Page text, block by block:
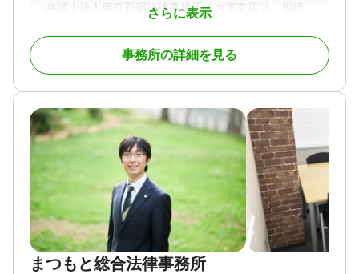
神奈川県 東京都
遺言書 / 遺産分割 / 相続登記 / 相続放棄 / 家族信託 /
相続手続き / 戸籍収集 / 相続人調査 / 相続トラブル
（弁護士相談）
対応体制
土日相談可 / 初回相談無料 / 18時以降相談可 / 事務所
面談可
可 / 事務所面談可
さらに表示
弁護士法人東京新宿法律事務所 大宮支店は、相続
問題が得意な法律事務所です。グループ内の税理士
法人、提携司法書士と密に連携し、お客様の相続に
関するお悩みに対応しています。
①初回相談60分無料｜相続人調査から遺留分まで実
弁護士がお客さまのお話を伺い、法的なアドバイス
や費用についてご説明いたします。相続に関するご
相談は、初回60分に限り無料です。
相続人調査では、戸籍謄本の収集による法定相続人
の確定に加え、金融機関・不動産の名寄帳調査、遺
言の有無の確認までを一括して対応します。
遺留分侵害額請求では、遺留分額の算定基礎となる
生前贈与の内容まで調査したうえで、適正な金額の
確保に努めます。
事務所の詳細を見る
まつもと総合法律事務所